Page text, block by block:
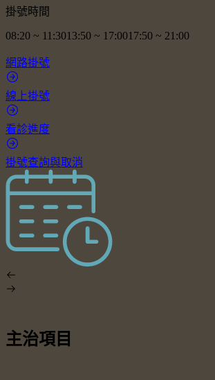
掛號時間
08:20 ~ 11:3013:50 ~ 17:0017:50 ~ 21:00
網路掛號
線上掛號
看診進度
掛號查詢與取消
主治項目